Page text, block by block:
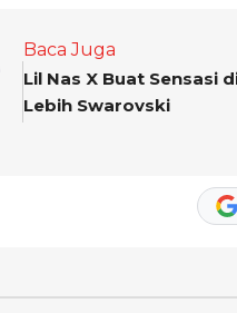
Baca Juga
Lil Nas X Buat Sensasi
Lebih Swarovski